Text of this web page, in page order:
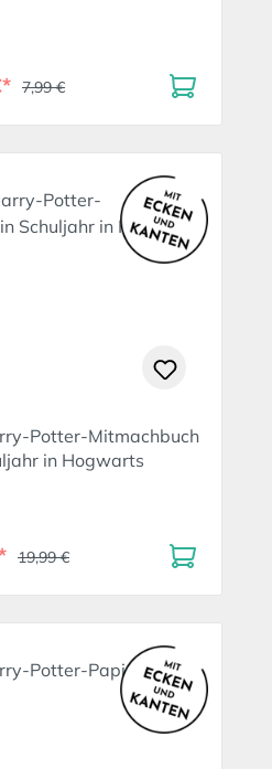
7,99 €
Potter-Mitmachbuch
in Hogwarts
19,99 €